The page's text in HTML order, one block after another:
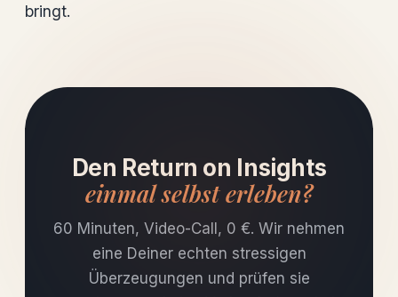
bringt.
Den Return on Insights
einmal selbst erleben?
60 Minuten, Video-Call, 0 €. Wir nehmen
eine Deiner echten stressigen
Überzeugungen und prüfen sie